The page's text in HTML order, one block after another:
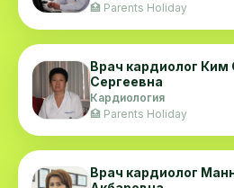
🏥 Parents Holiday
Врач кардиолог Ким
Сергеевна
Кардиология
🏥 Parents Holiday
Врач кардиолог